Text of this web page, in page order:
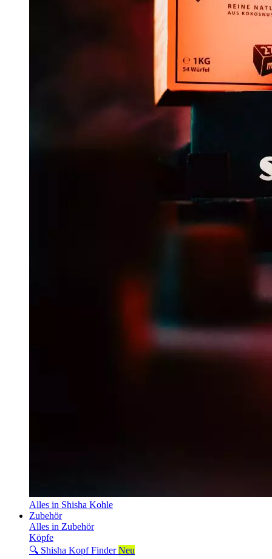
Alles in Shisha Kohle
Zubehör
Alles in Zubehör
Köpfe
🔍 Shisha Kopf Finder Neu